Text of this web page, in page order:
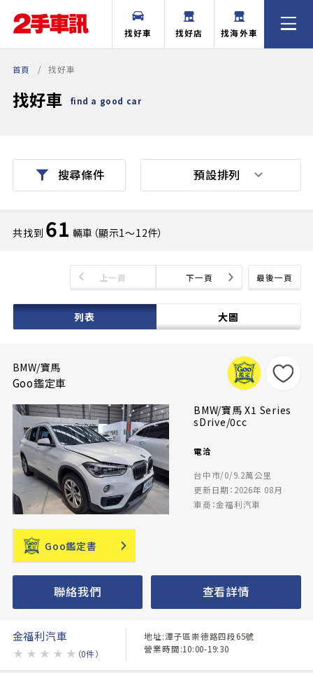
找好車 找好店 找海外車
首頁 找好車
找好車 find a good car
搜尋條件
共找到 61 輛車（顯示1〜12件）
最後一頁
上一頁 下一頁
列表 大圖
預設排列
BMW/寶馬
Goo鑑定車
BMW/寶馬 X1 Series
sDrive/0cc
電洽
台中市/0/9.2萬公里
更新日期：2026年 08月
車商：金福利汽車
Goo鑑定書
聯絡我們 查看詳情
金福利汽車
★ ★ ★ ★ ★ （0件）
地址:潭子區崇德路四段65號
營業時間:10:00-19:30